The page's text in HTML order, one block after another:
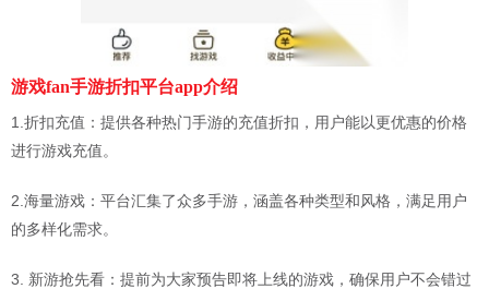
游戏fan手游折扣平台app介绍
1.折扣充值：提供各种热门手游的充值折扣，用户能以更优惠的价格
进行游戏充值。
2.海量游戏：平台汇集了众多手游，涵盖各种类型和风格，满足用户
的多样化需求。
3. 新游抢先看：提前为大家预告即将上线的游戏，确保用户不会错过